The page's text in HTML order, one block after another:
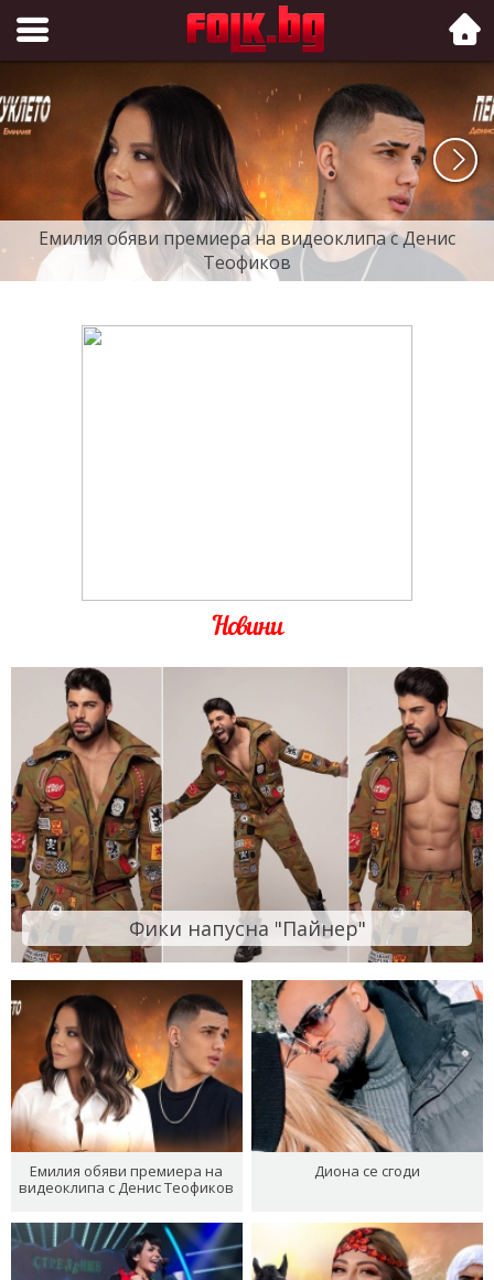
Folk.bg
Емилия обяви премиера на видеоклипа с Денис
Теофиков
Новини
Фики напусна "Пайнер"
Емилия обяви премиера на
видеоклипа с Денис Теофиков
Диона се сгоди